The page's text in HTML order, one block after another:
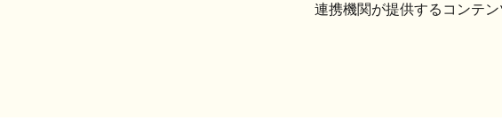
連携機関が提供するコンテン